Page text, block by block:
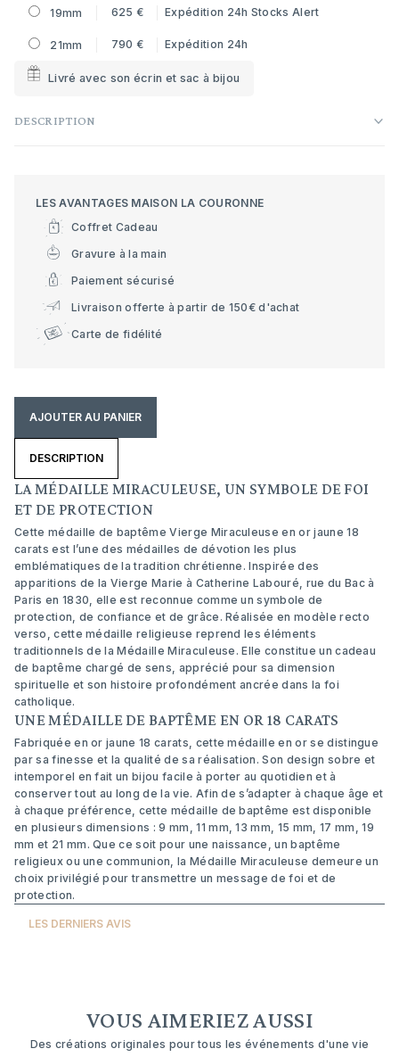
19mm 625 € Expédition 24h Stocks Alert
21mm 790 € Expédition 24h
Livré avec son écrin et sac à bijou
DESCRIPTION
LES AVANTAGES MAISON LA COURONNE
Coffret Cadeau
Gravure à la main
Paiement sécurisé
Livraison offerte à partir de 150€ d'achat
Carte de fidélité
AJOUTER AU PANIER
DESCRIPTION
LA MÉDAILLE MIRACULEUSE, UN SYMBOLE DE FOI
ET DE PROTECTION
Cette médaille de baptême Vierge Miraculeuse en or jaune 18
carats est l’une des médailles de dévotion les plus
emblématiques de la tradition chrétienne. Inspirée des
apparitions de la Vierge Marie à Catherine Labouré, rue du Bac à
Paris en 1830, elle est reconnue comme un symbole de
protection, de confiance et de grâce. Réalisée en modèle recto
verso, cette médaille religieuse reprend les éléments
traditionnels de la Médaille Miraculeuse. Elle constitue un cadeau
de baptême chargé de sens, apprécié pour sa dimension
spirituelle et son histoire profondément ancrée dans la foi
catholique.
UNE MÉDAILLE DE BAPTÊME EN OR 18 CARATS
Fabriquée en or jaune 18 carats, cette médaille en or se distingue
par sa finesse et la qualité de sa réalisation. Son design sobre et
intemporel en fait un bijou facile à porter au quotidien et à
conserver tout au long de la vie. Afin de s’adapter à chaque âge et
à chaque préférence, cette médaille de baptême est disponible
en plusieurs dimensions : 9 mm, 11 mm, 13 mm, 15 mm, 17 mm, 19
mm et 21 mm. Que ce soit pour une naissance, un baptême
religieux ou une communion, la Médaille Miraculeuse demeure un
choix privilégié pour transmettre un message de foi et de
protection.
LES DERNIERS AVIS
VOUS AIMERIEZ AUSSI
Des créations originales pour tous les événements d'une vie